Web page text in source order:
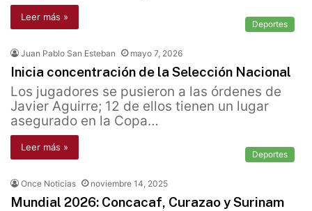
Leer más »
Deportes
Juan Pablo San Esteban mayo 7, 2026
Inicia concentración de la Selección Nacional
Los jugadores se pusieron a las órdenes de
Javier Aguirre; 12 de ellos tienen un lugar
asegurado en la Copa…
Leer más »
Deportes
Once Noticias noviembre 14, 2025
Mundial 2026: Concacaf, Curazao y Surinam